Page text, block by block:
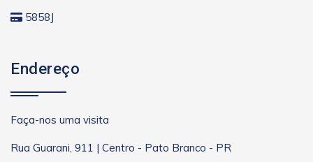
5858J
Endereço
Faça-nos uma visita
Rua Guarani, 911 | Centro - Pato Branco - PR